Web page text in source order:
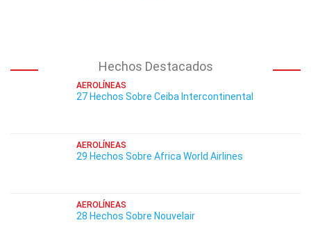
Hechos Destacados
AEROLÍNEAS
27 Hechos Sobre Ceiba Intercontinental
AEROLÍNEAS
29 Hechos Sobre Africa World Airlines
AEROLÍNEAS
28 Hechos Sobre Nouvelair